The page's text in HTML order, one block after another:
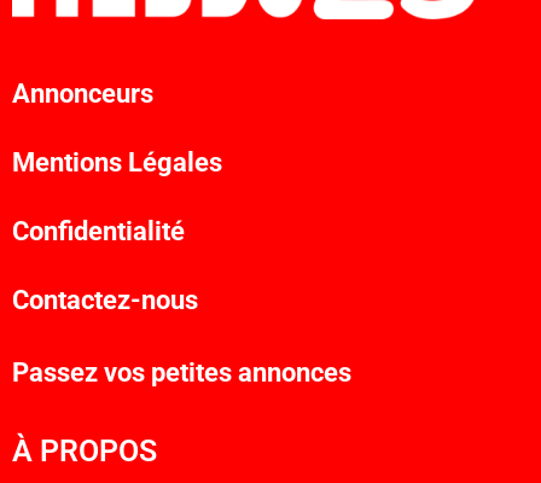
Annonceurs
Mentions Légales
Confidentialité
Contactez-nous
Passez vos petites annonces
À PROPOS